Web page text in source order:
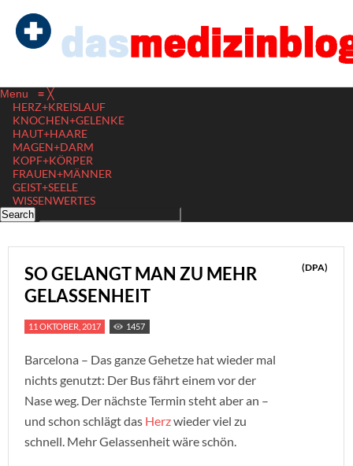
Menu ≡ ╳
HERZ+KREISLAUF
KNOCHEN+GELENKE
HAUT+HAARE
MAGEN+DARM
KOPF+KÖRPER
FRAUEN+MÄNNER
GEIST+SEELE
WISSENWERTES
SO GELANGT MAN ZU MEHR
GELASSENHEIT
(DPA)
11 OKTOBER, 2017 1457
Barcelona – Das ganze Gehetze hat wieder mal
nichts genutzt: Der Bus fährt einem vor der
Nase weg. Der nächste Termin steht aber an –
und schon schlägt das Herzwieder viel zu
schnell. Mehr Gelassenheit wäre schön.